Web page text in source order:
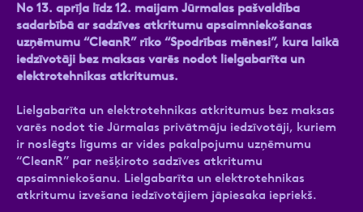
No 13. aprīļa līdz 12. maijam Jūrmalas pašvaldība
sadarbībā ar sadzīves atkritumu apsaimniekošanas
uzņēmumu “CleanR” rīko “Spodrības mēnesi”, kura laikā
iedzīvotāji bez maksas varēs nodot lielgabarīta un
elektrotehnikas atkritumus.
Lielgabarīta un elektrotehnikas atkritumus bez maksas
varēs nodot tie Jūrmalas privātmāju iedzīvotāji, kuriem
ir noslēgts līgums ar vides pakalpojumu uzņēmumu
“CleanR” par nešķiroto sadzīves atkritumu
apsaimniekošanu. Lielgabarīta un elektrotehnikas
atkritumu izvešana iedzīvotājiem jāpiesaka iepriekš.
Ziņa
Atzīmējiet, ka piekrītat personas datu
apstrādei. Vairāk